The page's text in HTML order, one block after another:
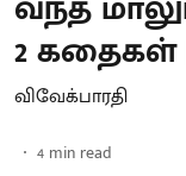
2 கதைகள்
விவேக்பாரதி
4 min read